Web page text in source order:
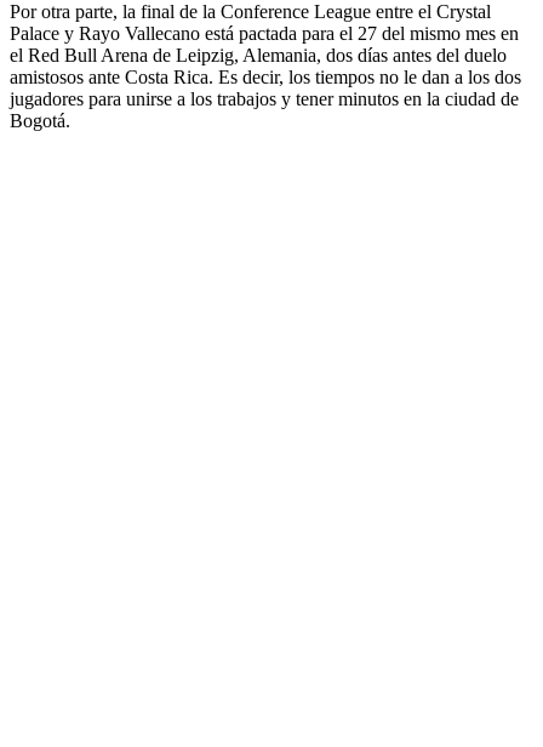
Por otra parte, la final de la Conference League entre el Crystal
Palace y Rayo Vallecano está pactada para el 27 del mismo mes en
el Red Bull Arena de Leipzig, Alemania, dos días antes del duelo
amistosos ante Costa Rica. Es decir, los tiempos no le dan a los dos
jugadores para unirse a los trabajos y tener minutos en la ciudad de
Bogotá.